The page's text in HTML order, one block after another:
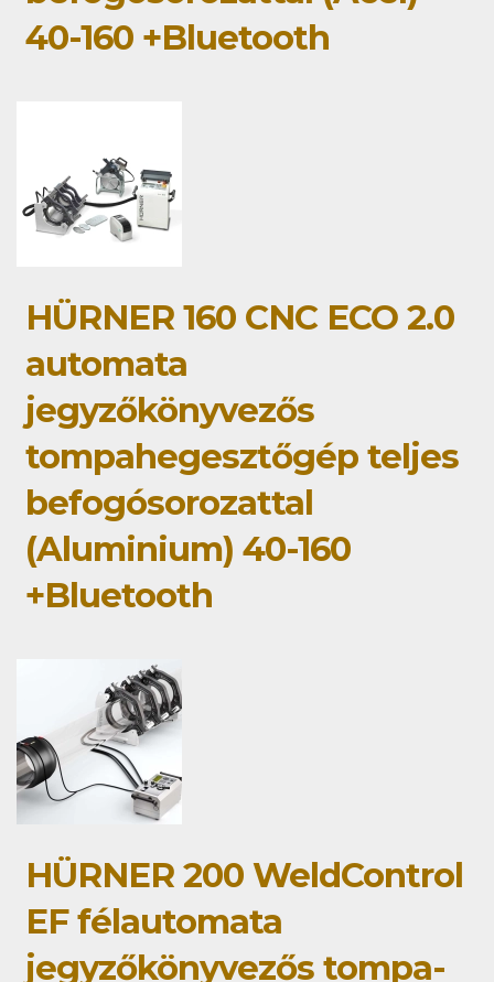
40-160 +Bluetooth
HÜRNER 160 CNC ECO 2.0
automata
jegyzőkönyvezős
tompahegesztőgép teljes
befogósorozattal
(Aluminium) 40-160
+Bluetooth
HÜRNER 200 WeldControl
EF félautomata
jegyzőkönyvezős tompa-